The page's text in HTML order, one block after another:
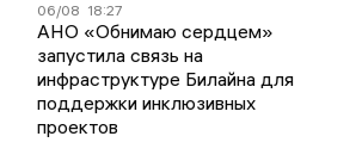
06/08 18:27
АНО «Обнимаю сердцем»
запустила связь на
инфраструктуре Билайна для
поддержки инклюзивных
проектов